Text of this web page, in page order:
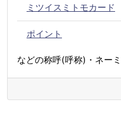
ミツイスミトモカード
ポイント
などの称呼(呼称)・ネー